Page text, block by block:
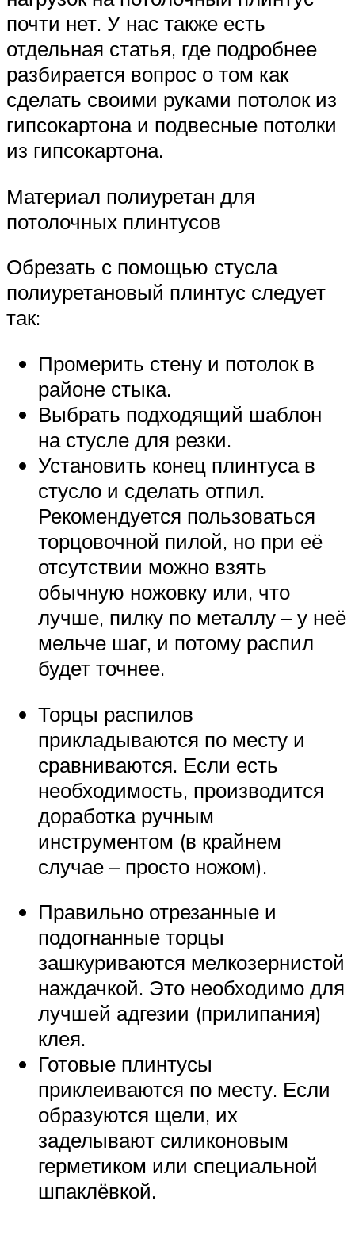
почти нет. У нас также есть
отдельная статья, где подробнее
разбирается вопрос о том как
сделать своими руками потолок из
гипсокартона и подвесные потолки
из гипсокартона.
Материал полиуретан для
потолочных плинтусов
Обрезать с помощью стусла
полиуретановый плинтус следует
так:
Промерить стену и потолок в
районе стыка.
Выбрать подходящий шаблон
на стусле для резки.
Установить конец плинтуса в
стусло и сделать отпил.
Рекомендуется пользоваться
торцовочной пилой, но при её
отсутствии можно взять
обычную ножовку или, что
лучше, пилку по металлу – у неё
мельче шаг, и потому распил
будет точнее.
Торцы распилов
прикладываются по месту и
сравниваются. Если есть
необходимость, производится
доработка ручным
инструментом (в крайнем
случае – просто ножом).
Правильно отрезанные и
подогнанные торцы
зашкуриваются мелкозернистой
наждачкой. Это необходимо для
лучшей адгезии (прилипания)
клея.
Готовые плинтусы
приклеиваются по месту. Если
образуются щели, их
заделывают силиконовым
герметиком или специальной
шпаклёвкой.